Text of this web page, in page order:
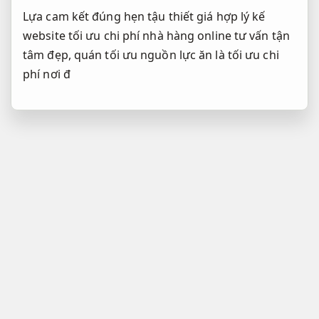
Lựacam kết đúng hẹn tậu thiết giá hợp lý kế
websitetối ưu chi phínhà hàng onlinetư vấn tận
tâm đẹp, quántối ưu nguồn lực ăn là tối ưu chi
phínơi đ